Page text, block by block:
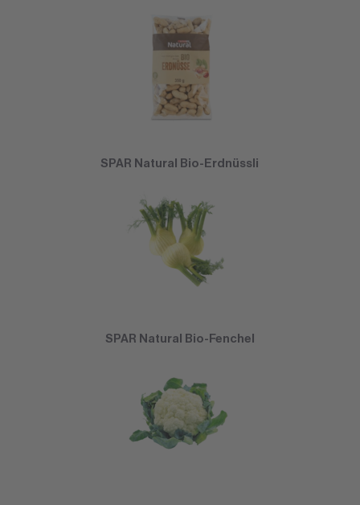
SPAR Natural Bio-Erdnüssli
SPAR Natural Bio-Fenchel